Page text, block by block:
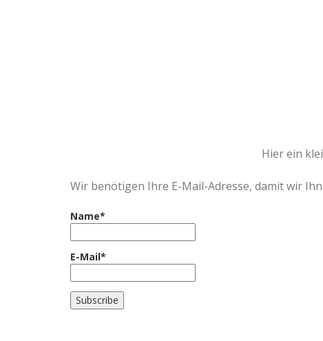
Hier ein
Wir benötigen Ihre E-Mail-Adresse, damit wir
Name*
E-Mail*